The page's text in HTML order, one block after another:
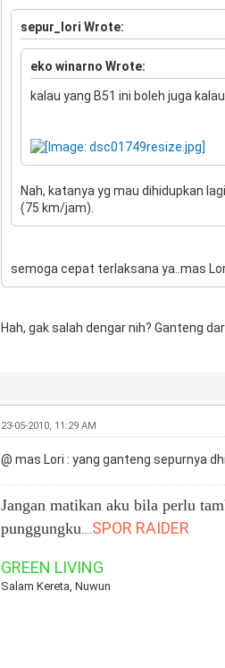
sepur_lori Wrote:
eko winarno Wrote:
kalau yang B51 ini boleh juga
Nah, katanya yg mau dihidupkan
(75 km/jam).
semoga cepat terlaksana ya..mas
Hah, gak salah dengar nih? Ganteng
23-05-2010, 11:29 AM
@ mas Lori : yang ganteng sepurnya
Jangan matikan aku bila perlu
punggungku....SPOR RAIDER
GREEN LIVING
Salam Kereta, Nuwun